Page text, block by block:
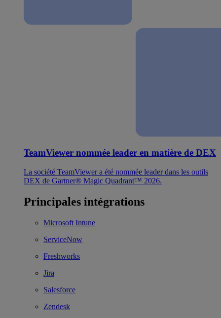
TeamViewer nommée leader en matière de DEX
La société TeamViewer a été nommée leader dans les outils
DEX de Gartner® Magic Quadrant™ 2026.
Principales intégrations
Microsoft Intune
ServiceNow
Freshworks
Jira
Salesforce
Zendesk